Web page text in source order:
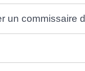
un commissaire